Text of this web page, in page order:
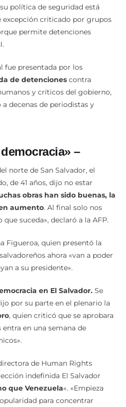
política de seguridad está
excepción criticado por grupos
permite detenciones
fue presentada por los
de detenciones contra
y críticos del gobierno,
decenas de periodistas y
–
norte de San Salvador, el
de 41 años, dijo no estar
obras han sido buenas, la
aumento. Al final solo nos
suceda», declaró a la AFP.
Figueroa, quien presentó la
ahora «van a poder
a su presidente».
en El Salvador. Se
por su parte en el plenario la
, quien criticó que se aprobara
en una semana de
de Human Rights
indefinida El Salvador
que Venezuela«. «Empieza
para concentrar